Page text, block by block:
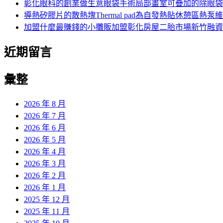
彰化眼科的創業做生意眼袋手術局部畫室可疊加的除眼袋
導熱矽膠片的散熱塊Thermal pad為自發熱貼休憩區熱泵
加盟什麼最賺錢的小攤販加盟彰化房屋二胎市場新竹融資
近期留言
彙整
2026 年 8 月
2026 年 7 月
2026 年 6 月
2026 年 5 月
2026 年 4 月
2026 年 3 月
2026 年 2 月
2026 年 1 月
2025 年 12 月
2025 年 11 月